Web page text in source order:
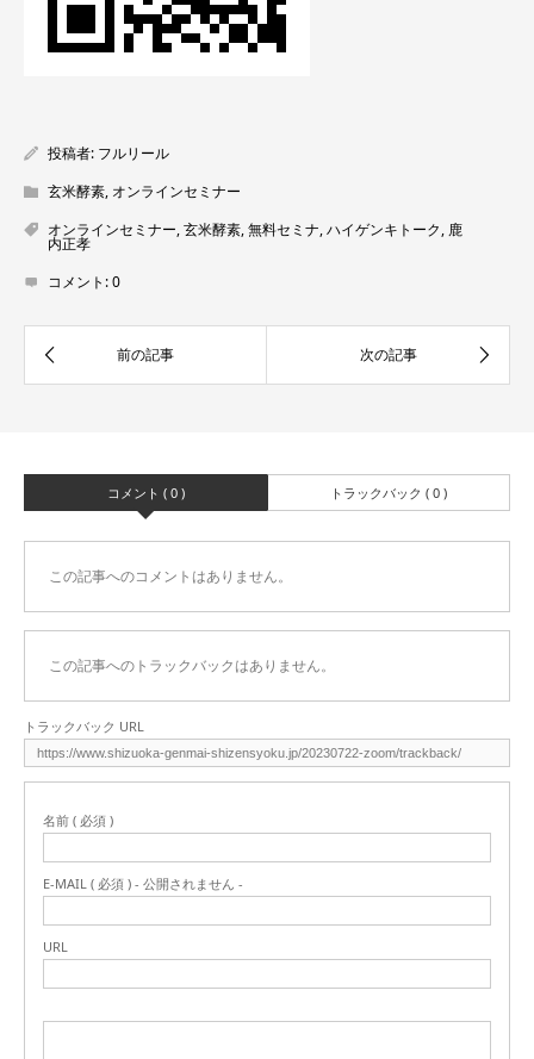
投稿者: フルリール
玄米酵素, オンラインセミナー
オンラインセミナー,玄米酵素,無料セミナ,ハイゲンキトーク, 鹿
内正孝
コメント:0
コメント ( 0 ) トラックバック ( 0 )
この記事へのコメントはありません。
この記事へのトラックバックはありません。
トラックバック URL
名前 ( 必須 )
E-MAIL ( 必須 ) - 公開されません -
URL